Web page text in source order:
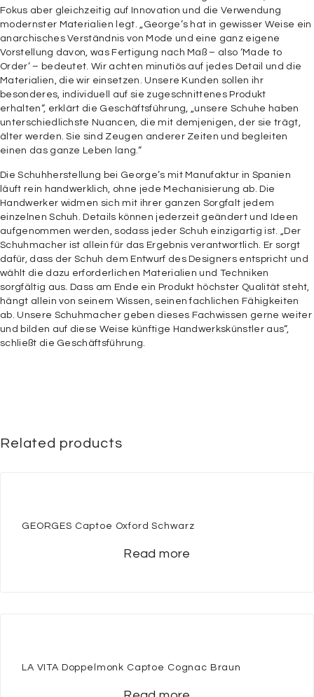
Fokus aber gleichzeitig auf Innovation und die Verwendung
modernster Materialien legt. „George’s hat in gewisser Weise ein
anarchisches Verständnis von Mode und eine ganz eigene
Vorstellung davon, was Fertigung nach Maß – also ‘Made to
Order’ – bedeutet. Wir achten minutiös auf jedes Detail und die
Materialien, die wir einsetzen. Unsere Kunden sollen ihr
besonderes, individuell auf sie zugeschnittenes Produkt
erhalten“, erklärt die Geschäftsführung, „unsere Schuhe haben
unterschiedlichste Nuancen, die mit demjenigen, der sie trägt,
älter werden. Sie sind Zeugen anderer Zeiten und begleiten
einen das ganze Leben lang.“
Die Schuhherstellung bei George’s mit Manufaktur in Spanien
läuft rein handwerklich, ohne jede Mechanisierung ab. Die
Handwerker widmen sich mit ihrer ganzen Sorgfalt jedem
einzelnen Schuh. Details können jederzeit geändert und Ideen
aufgenommen werden, sodass jeder Schuh einzigartig ist. „Der
Schuhmacher ist allein für das Ergebnis verantwortlich. Er sorgt
dafür, dass der Schuh dem Entwurf des Designers entspricht und
wählt die dazu erforderlichen Materialien und Techniken
sorgfältig aus. Dass am Ende ein Produkt höchster Qualität steht,
hängt allein von seinem Wissen, seinen fachlichen Fähigkeiten
ab. Unsere Schuhmacher geben dieses Fachwissen gerne weiter
und bilden auf diese Weise künftige Handwerkskünstler aus“,
schließt die Geschäftsführung.
Related products
GEORGES Captoe Oxford Schwarz
Read more
LA VITA Doppelmonk Captoe Cognac Braun